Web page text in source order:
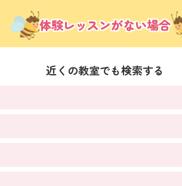
体験レッスンがない場合
近くの教室でも検索する